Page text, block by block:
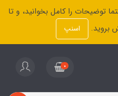
توضیحات را کامل بخوانید، و تا
بروید.
اسنپ
0